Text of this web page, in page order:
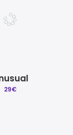
29€